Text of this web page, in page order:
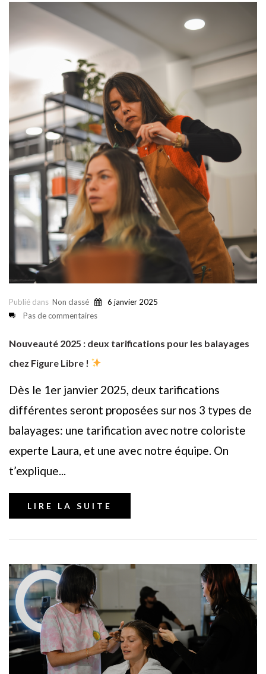
Publié dans Non classé
6 janvier 2025
Pas de commentaires
Nouveauté 2025 : deux tarifications pour les balayages
chez Figure Libre !
Dès le 1er janvier 2025, deux tarifications
différentes seront proposées sur nos 3 types de
balayages: une tarification avec notre coloriste
experte Laura, et une avec notre équipe. On
t’explique...
LIRE LA SUITE